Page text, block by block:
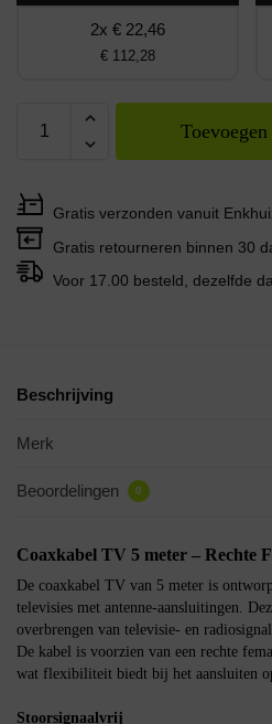
2x € 22,46
€ 112,28
Gratis verzonden vanuit
Gratis retourneren binnen 30
Voor 17.00 besteld, dezelfde
Beschrijving
Merk
Beoordelingen 0
Coaxkabel TV 5 meter – Rechte
De coaxkabel TV van 5 meter is
televisies met antenne-aansluitingen.
overbrengen van televisie- en
De kabel is voorzien van een rechte
wat flexibiliteit biedt bij het aansluiten
Stoorsignaalvrij